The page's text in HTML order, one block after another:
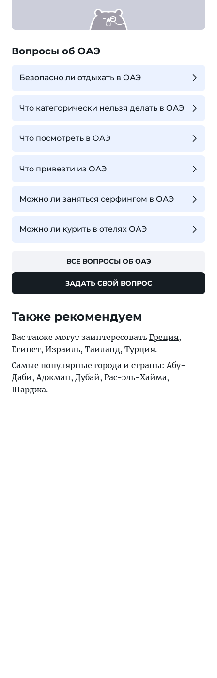
Вопросы об ОАЭ
Безопасно ли отдыхать в ОАЭ
Что категорически нельзя делать в ОАЭ
Что посмотреть в ОАЭ
Что привезти из ОАЭ
Можно ли заняться серфингом в ОАЭ
Можно ли курить в отелях ОАЭ
ВСЕ ВОПРОСЫ ОБ ОАЭ
ЗАДАТЬ СВОЙ ВОПРОС
Также рекомендуем
Вас также могут заинтересовать Греция,
Египет, Израиль, Таиланд, Турция.
Самые популярные города и страны: Абу-
Даби, Аджман, Дубай, Рас-эль-Хайма,
Шарджа.